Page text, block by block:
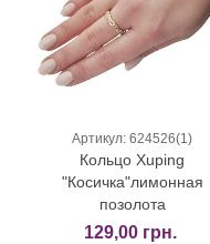
Артикул: 624526(1)
Кольцо Xuping
"Косичка"лимонная
позолота
129,00 грн.